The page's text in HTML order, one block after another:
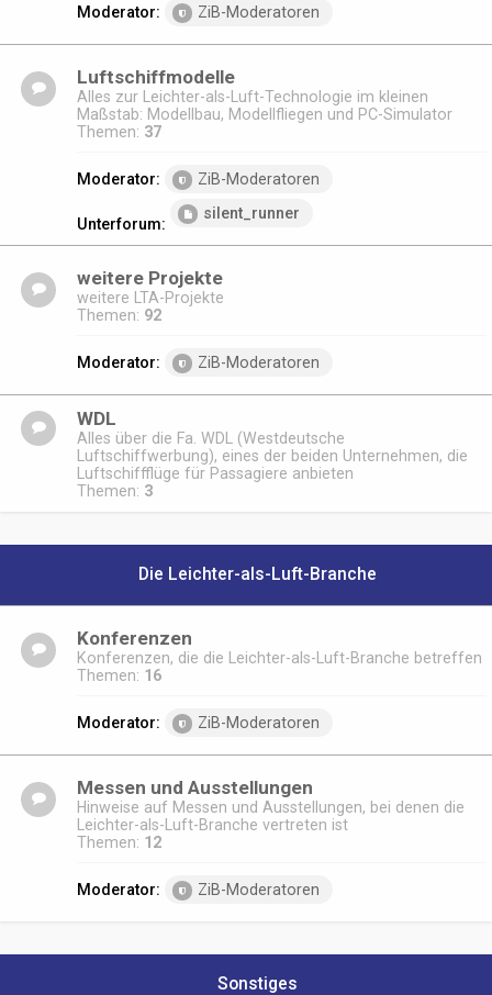
Moderator: ZiB-Moderatoren
Luftschiffmodelle
Alles zur Leichter-als-Luft-Technologie im kleinen
Maßstab: Modellbau, Modellfliegen und PC-Simulator
Themen: 37
Moderator: ZiB-Moderatoren
Unterforum:
silent_runner
weitere Projekte
weitere LTA-Projekte
Themen: 92
Moderator: ZiB-Moderatoren
WDL
Alles über die Fa. WDL (Westdeutsche
Luftschiffwerbung), eines der beiden Unternehmen, die
Luftschiffflüge für Passagiere anbieten
Themen: 3
Die Leichter-als-Luft-Branche
Konferenzen
Konferenzen, die die Leichter-als-Luft-Branche betreffen
Themen: 16
Moderator: ZiB-Moderatoren
Messen und Ausstellungen
Hinweise auf Messen und Ausstellungen, bei denen die
Leichter-als-Luft-Branche vertreten ist
Themen: 12
Moderator: ZiB-Moderatoren
Sonstiges